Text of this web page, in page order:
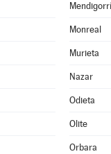
Monreal
Murieta
Nazar
Odieta
Olite
Orbara